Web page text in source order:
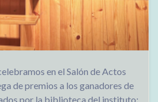
en el Salón de Actos
de premios a los ganadores de
por la biblioteca del instituto: